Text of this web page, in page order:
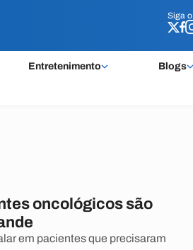
Siga o
Entretenimento Blogs
Siga o
oncológicos são
em pacientes que precisaram